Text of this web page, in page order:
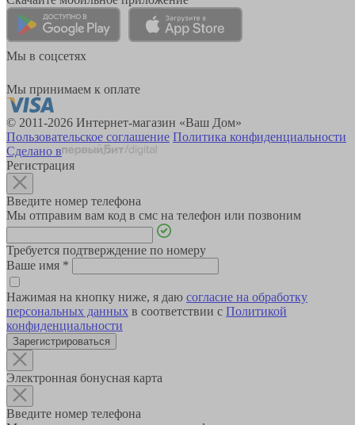
Мы в соцсетях
Мы принимаем к оплате
© 2011-2026 Интернет-магазин «Ваш Дом»
Пользовательское соглашение Политика конфиденциальности
Сделано в
Регистрация
Введите номер телефона
Мы отправим вам код в смс на телефон или позвоним
Требуется подтверждение по номеру
Ваше имя *
Нажимая на кнопку ниже, я даю согласие на обработку
персональных данных в соответствии с Политикой
конфиденциальности
Зарегистрироваться
Электронная бонусная карта
Введите номер телефона